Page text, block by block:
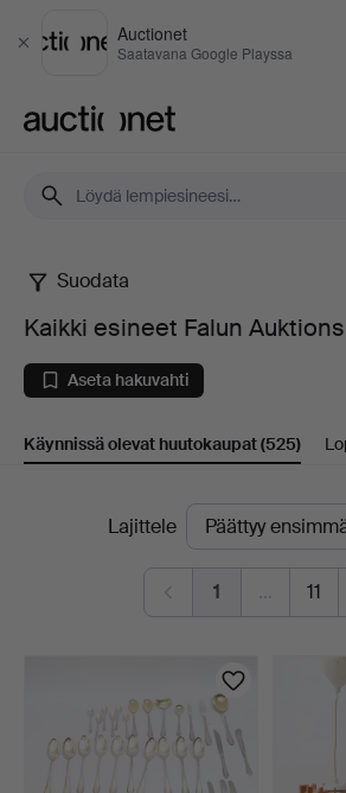
Sulje
Auctionet
Saatavana Google Playssa
Kaikki
esineet
Falun
Auktionsbyrå
Suodata
Kaikki esineet Falun
Aseta hakuvahti
Käynnissä olevat huutokaupat(525)
Käynnissä
huutokaupat
Lajittele
1 … 11